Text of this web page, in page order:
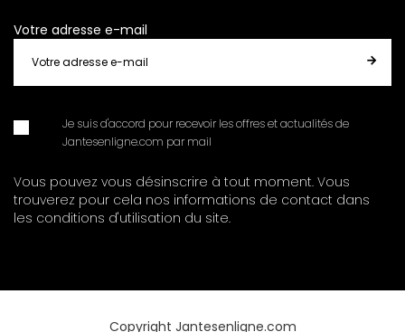
Votre adresse e-mail
Je suis d'accord pour recevoir les offres et actualités de
Jantesenligne.com par mail
Vous pouvez vous désinscrire à tout moment. Vous
trouverez pour cela nos informations de contact dans
les conditions d'utilisation du site.
Copyright Jantesenligne.com